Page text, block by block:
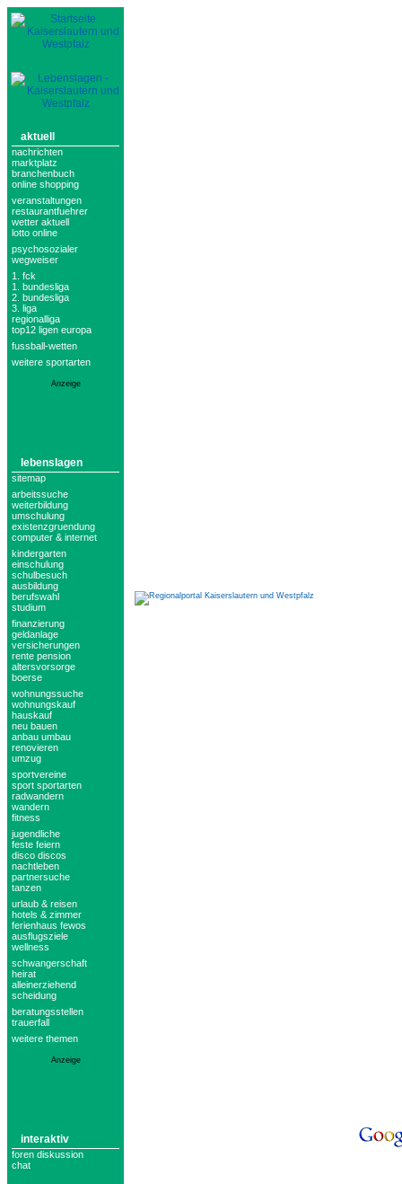
aktuell
nachrichten
marktplatz
branchenbuch
online shopping
veranstaltungen
restaurantfuehrer
wetter aktuell
lotto online
psychosozialer
wegweiser
1. fck
1. bundesliga
2. bundesliga
3. liga
regionalliga
top12 ligen europa
fussball-wetten
weitere sportarten
Anzeige
lebenslagen
sitemap
arbeitssuche
weiterbildung
umschulung
existenzgruendung
computer & internet
kindergarten
einschulung
schulbesuch
ausbildung
berufswahl
studium
finanzierung
geldanlage
versicherungen
rente pension
altersvorsorge
boerse
wohnungssuche
wohnungskauf
hauskauf
neu bauen
anbau umbau
renovieren
umzug
sportvereine
sport sportarten
radwandern
wandern
fitness
jugendliche
feste feiern
disco discos
nachtleben
partnersuche
tanzen
urlaub & reisen
hotels & zimmer
ferienhaus fewos
ausflugsziele
wellness
schwangerschaft
heirat
alleinerziehend
scheidung
beratungsstellen
trauerfall
weitere themen
Anzeige
interaktiv
foren diskussion
chat